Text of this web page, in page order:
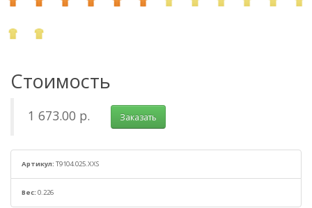
Стоимость
1 673.00 р. Заказать
Артикул: T9104.025.XXS
Вес: 0.226